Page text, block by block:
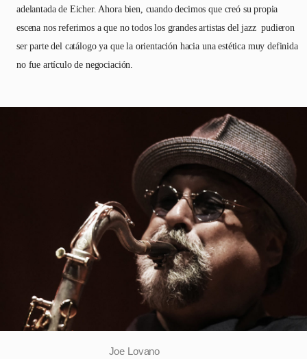
adelantada de Eicher. Ahora bien, cuando decimos que creó su propia
escena nos referimos a que no todos los grandes artistas del jazz pudieron
ser parte del catálogo ya que la orientación hacia una estética muy definida
no fue artículo de negociación.
Joe Lovano